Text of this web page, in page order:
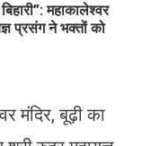
महाकालेश्वर
प्रसंग ने भक्तों को
मंदिर, बूढ़ी का